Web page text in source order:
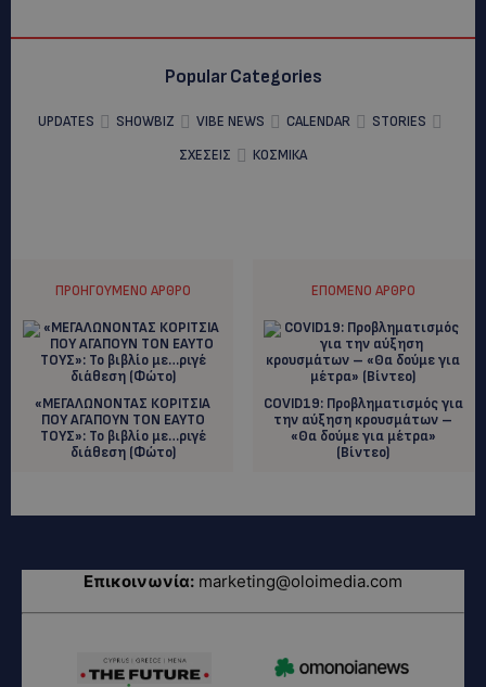
Popular Categories
UPDATES SHOWBIZ VIBE NEWS CALENDAR
STORIES
ΣΧΕΣΕΙΣ
ΚΟΣΜΙΚΑ
ΠΡΟΗΓΟΎΜΕΝΟ ΆΡΘΡΟ
«ΜΕΓΑΛΩΝΟΝΤΑΣ ΚΟΡΙΤΣΙΑ
ΠΟΥ ΑΓΑΠΟΥΝ ΤΟΝ ΕΑΥΤΟ
ΤΟΥΣ»: Το βιβλίο με…ριγέ
διάθεση (Φώτο)
ΕΠΌΜΕΝΟ ΆΡΘΡΟ
COVID19: Προβληματισμός για
την αύξηση κρουσμάτων –
«Θα δούμε για μέτρα»
(Bίντεο)
Επικοινωνία: marketing@oloimedia.com